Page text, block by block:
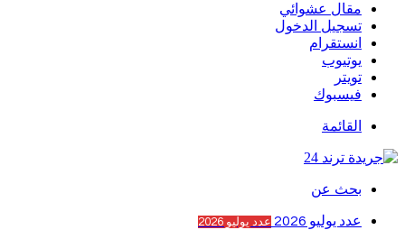
مقال عشوائي
تسجيل الدخول
انستقرام
يوتيوب
تويتر
فيسبوك
القائمة
بحث عن
عدد يوليو 2026 عدد يوليو 2026